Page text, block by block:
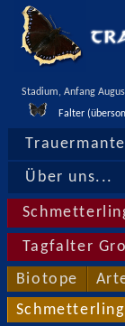
Stadium, Anfang
Falter
Trauermantel
Über uns...
Tagfalter
Biotope